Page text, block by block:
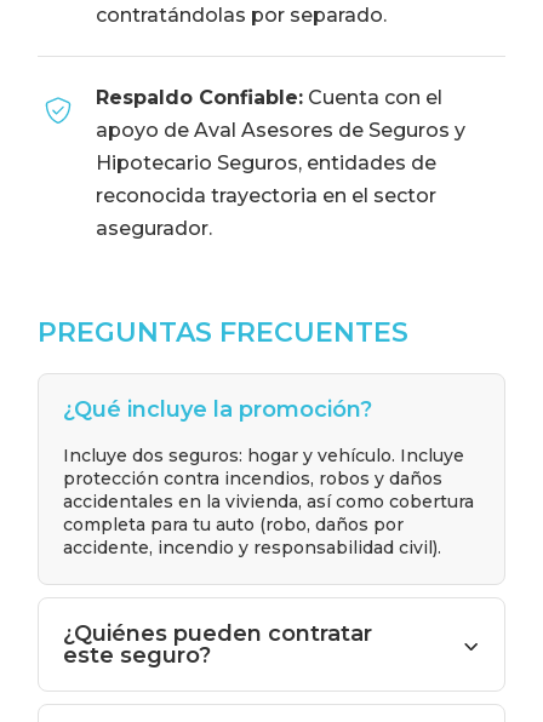
contratándolas por separado.​
Respaldo Confiable:Cuenta con el
apoyo de Aval Asesores de Seguros y
Hipotecario Seguros, entidades de
reconocida trayectoria en el sector
asegurador.​
PREGUNTAS FRECUENTES
¿Qué incluye la promoción?
Incluye dos seguros: hogar y vehículo. Incluye
protección contra incendios, robos y daños
accidentales en la vivienda, así como cobertura
completa para tu auto (robo, daños por
accidente, incendio y responsabilidad civil).
¿Quiénes pueden contratar
este seguro?